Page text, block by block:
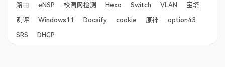
路由
eNSP 校园网检测 Hexo Switch VLAN
宝塔
测评
Windows11 Docsify cookie 原神
option43
SRS
DHCP